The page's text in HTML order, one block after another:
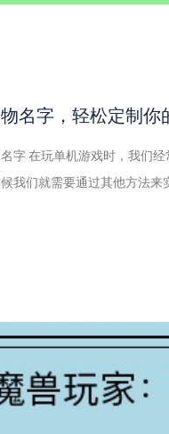
名字，轻松定制你
字 在玩单机游戏时，我们
我们就需要通过其他方法